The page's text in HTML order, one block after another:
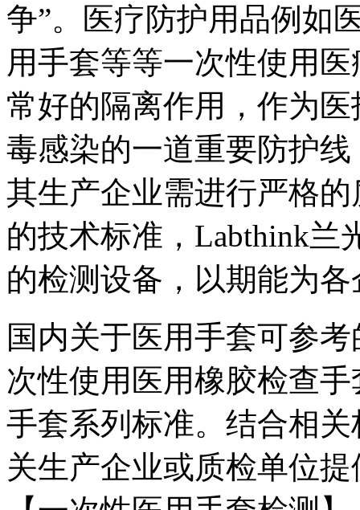
争”。医疗防护用品例如
用手套等等一次性使用
常好的隔离作用，作为
毒感染的一道重要防护
其生产企业需进行严格
的技术标准，Labthink兰
的检测设备，以期能为
国内关于医用手套可参
次性使用医用橡胶检查手
手套系列标准。结合相
关生产企业或质检单位